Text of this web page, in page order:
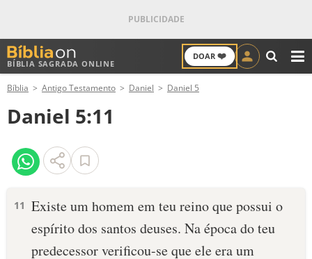
BÍBLIA SAGRADA ONLINE
DOAR ❤️
ANTIGO TESTAMENTO
NOVO TESTAMENTO
VERSÍCULOS
PALAVRA DO DIA
Bíblia Antigo Testamento Daniel Daniel 5
Daniel 5:11
11 Existe um homem em teu reino que possui o
espírito dos santos deuses. Na época do teu
predecessor verificou-se que ele era um